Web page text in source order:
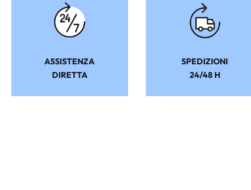
ASSISTENZA
DIRETTA
SPEDIZIONI
24/48 H